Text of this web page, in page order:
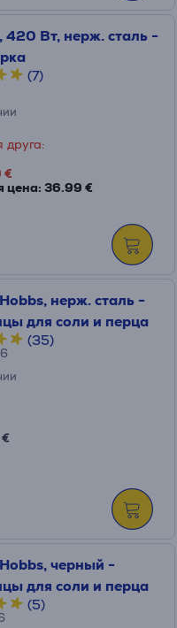
420 Вт, нерж. сталь -
(7)
друга:
€
цена: 36.99 €
нерж. сталь -
для соли и перца
(35)
черный -
для соли и перца
(5)